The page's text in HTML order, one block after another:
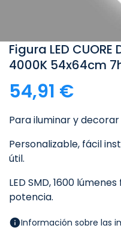
Figura LED
4000K 54x64cm
54,91 €
Para iluminar y
Personalizable, fácil
útil.
LED SMD, 1600
potencia.
Información sobre las